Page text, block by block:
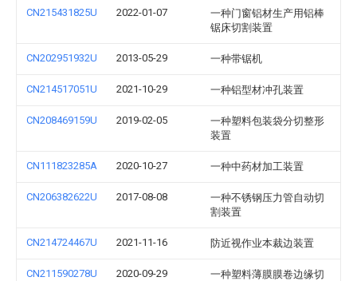
CN215431825U 2022-01-07
一种门窗铝材生产用铝棒
锯床切割装置
CN202951932U 2013-05-29 一种带锯机
CN214517051U 2021-10-29 一种铝型材冲孔装置
CN208469159U 2019-02-05
一种塑料包装袋分切整形
装置
CN111823285A 2020-10-27 一种中药材加工装置
CN206382622U 2017-08-08
一种不锈钢压力管自动切
割装置
CN214724467U 2021-11-16 防近视作业本裁边装置
CN211590278U 2020-09-29
一种塑料薄膜膜卷边缘切